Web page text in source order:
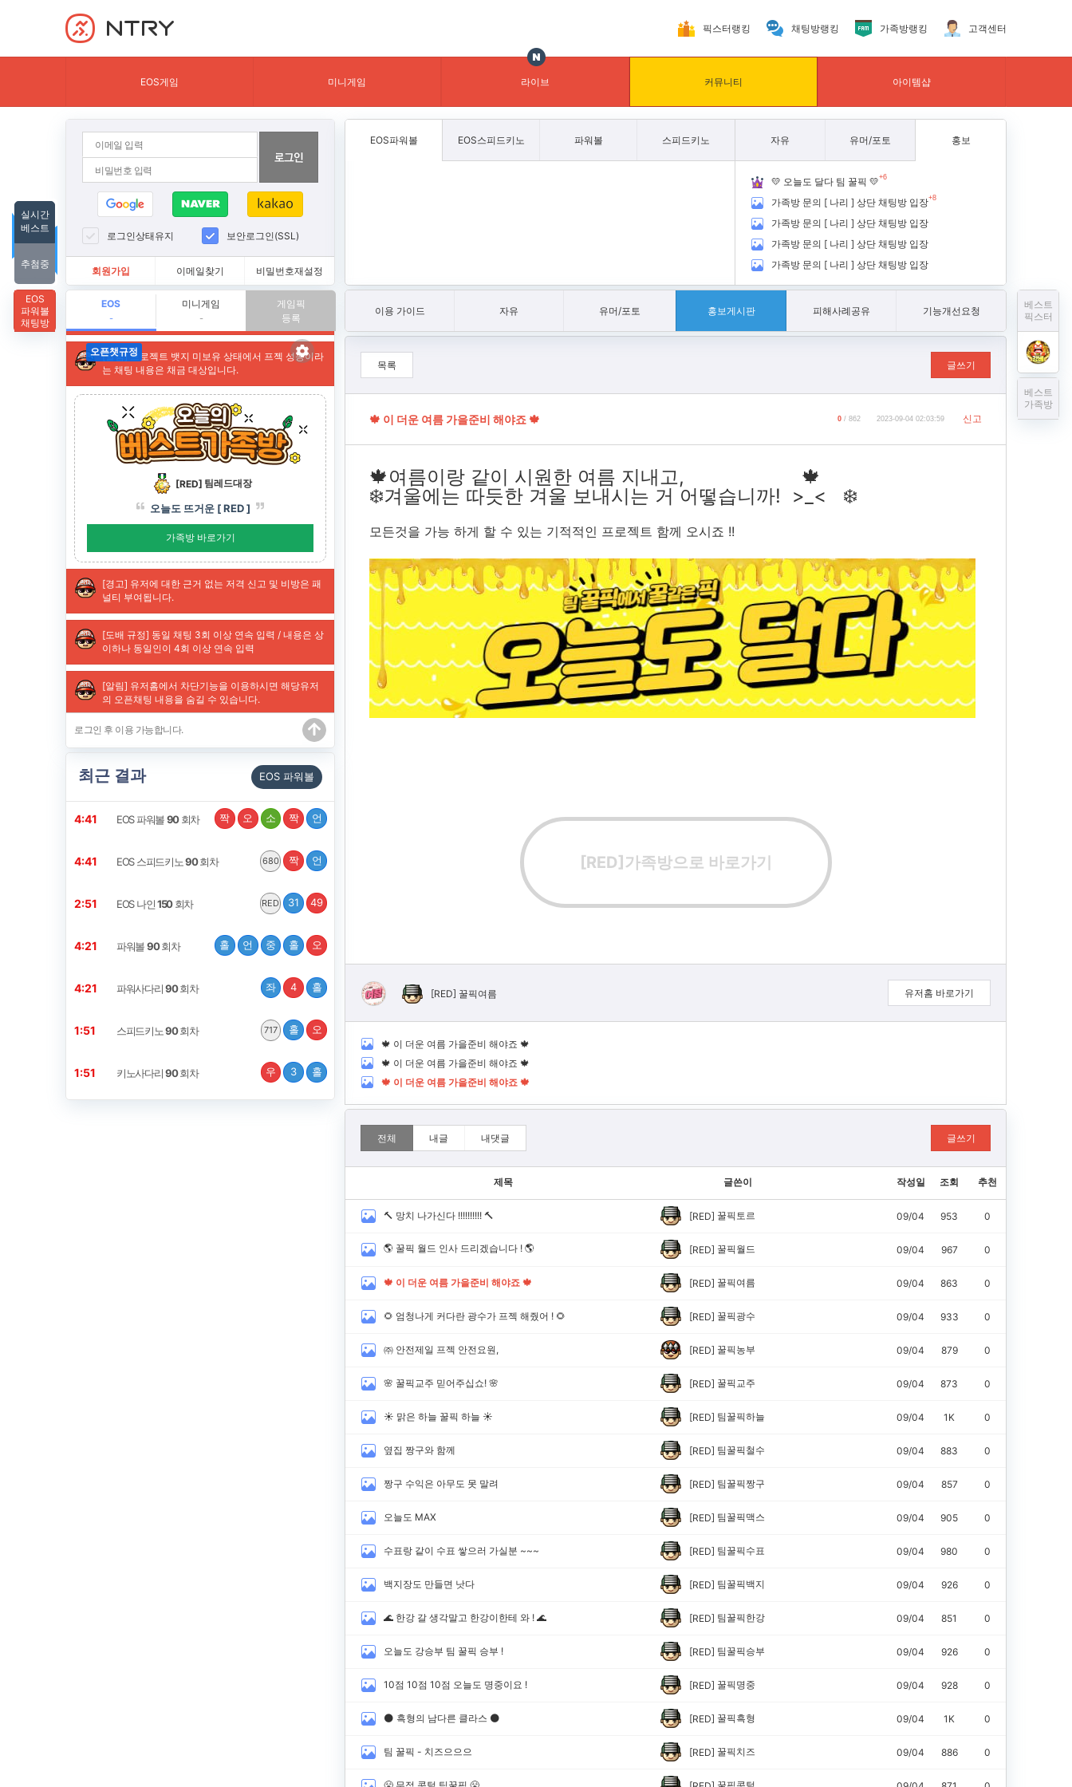
NTRY 픽스터랭킹 채팅방랭킹 가족방랭킹 고객센터
EOS게임 미니게임 라이브 커뮤니티 아이템샵
로그인상태유지 보안로그인(SSL)
회원가입 이메일찾기 비밀번호재설정
EOS
-
미니게임
-
게임픽
등록
최근 결과 EOS 파워볼
4:41 EOS 파워볼90회차 짝 오 소 짝 언
4:41 EOS 스피드키노90회차 680 짝 언
2:51 EOS 나인150회차 RED 31 49
4:21 파워볼90회차 홀 언 중 홀 오
4:21 파워사다리90회차 좌 4 홀
1:51 스피드키노90회차 717 홀 오
1:51 키노사다리90회차 우 3 홀
EOS파워볼 EOS스피드키노 파워볼 스피드키노 자유 유머/포토 홍보
💛 오늘도 달다 팀 꿀픽 💛+6
가족방 문의 [ 나리 ] 상단 채팅방 입장+8
가족방 문의 [ 나리 ] 상단 채팅방 입장
가족방 문의 [ 나리 ] 상단 채팅방 입장
가족방 문의 [ 나리 ] 상단 채팅방 입장
실시간
베스트
추첨중
EOS
파워볼
채팅방
베스트
픽스터
베스트
가족방
이용 가이드 자유 유머/포토 홍보게시판 피해사례공유 기능개선요청
목록 글쓰기
🍁 이 더운 여름 가을준비 해야죠 🍁 0 / 862 2023-09-04 02:03:59 신고
🍁여름이랑 같이 시원한 여름 지내고, 🍁
❄️겨울에는 따듯한 겨울 보내시는 거 어떻습니까! >_< ❄️
모든것을 가능 하게 할 수 있는 기적적인 프로젝트 함께 오시죠 !!
[RED]가족방으로 바로가기
[RED] 꿀픽여름 유저홈 바로가기
🍁 이 더운 여름 가을준비 해야죠 🍁
🍁 이 더운 여름 가을준비 해야죠 🍁
🍁 이 더운 여름 가을준비 해야죠 🍁
전체 내글 내댓글 글쓰기
제목 글쓴이 작성일 조회 추천
🔨 망치 나가신다 !!!!!!!!!! 🔨 [RED] 꿀픽토르 09/04 953 0
🌎 꿀픽 월드 인사 드리겠습니다 ! 🌎 [RED] 꿀픽월드 09/04 967 0
🍁 이 더운 여름 가을준비 해야죠 🍁 [RED] 꿀픽여름 09/04 863 0
🌻 엄청나게 커다란 광수가 프젝 해줬어 ! 🌻 [RED] 꿀픽광수 09/04 933 0
㈜ 안전제일 프젝 안전요원, [RED] 꿀픽농부 09/04 879 0
🌸 꿀픽교주 믿어주십쇼! 🌸 [RED] 꿀픽교주 09/04 873 0
☀️ 맑은 하늘 꿀픽 하늘 ☀️ [RED] 팀꿀픽하늘 09/04 1K 0
옆집 짱구와 함께 [RED] 팀꿀픽철수 09/04 883 0
짱구 수익은 아무도 못 말려 [RED] 팀꿀픽짱구 09/04 857 0
오늘도 MAX [RED] 팀꿀픽맥스 09/04 905 0
수표랑 같이 수표 쌓으러 가실분 ~~~ [RED] 팀꿀픽수표 09/04 980 0
백지장도 만들면 낫다 [RED] 팀꿀픽백지 09/04 926 0
🌊 한강 갈 생각말고 한강이한테 와 ! 🌊 [RED] 팀꿀픽한강 09/04 851 0
오늘도 강승부 팀 꿀픽 승부 ! [RED] 팀꿀픽승부 09/04 926 0
10점 10점 10점 오늘도 명중이요 ! [RED] 꿀픽명중 09/04 928 0
🌑 흑형의 남다른 클라스 🌑 [RED] 꿀픽흑형 09/04 1K 0
팀 꿀픽 - 치즈으으으 [RED] 꿀픽치즈 09/04 886 0
꿀픽콧털